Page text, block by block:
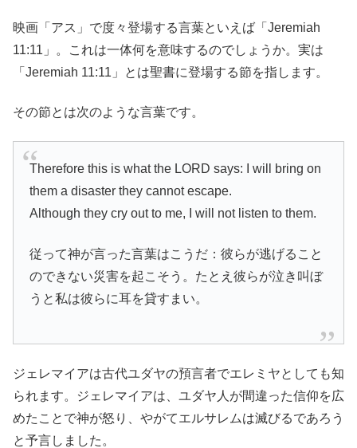
映画「アス」で度々登場する言葉といえば「Jeremiah
11:11」。これは一体何を意味するのでしょうか。実は
「Jeremiah 11:11」とは聖書に登場する節を指します。
その節とは次のような言葉です。
Therefore this is what the LORD says: I will bring on
them a disaster they cannot escape.
Although they cry out to me, I will not listen to them.
従って神が言った言葉はこうだ：彼らが逃げること
のできない災害を起こそう。たとえ彼らが泣き叫ぼ
うと私は彼らに耳を貸すまい。
ジェレマイアは古代ユダヤの預言者でエレミヤとしても知
られます。ジェレマイアは、ユダヤ人が間違った信仰を広
めたことで神が怒り、やがてエルサレムは滅びるであろう
と予言しました。